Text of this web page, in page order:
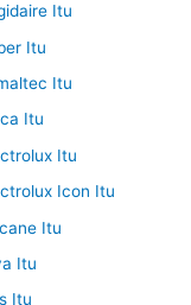
Itu
Itu
Itu
Itu
Itu
Icon Itu
Itu
Itu
Itu